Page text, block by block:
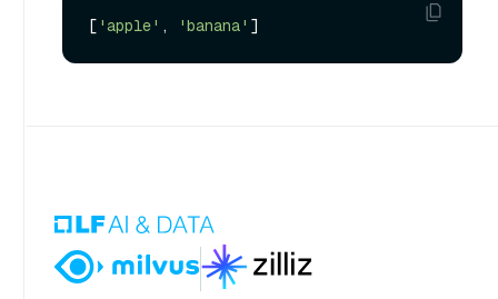
[ 'apple' , 'banana'